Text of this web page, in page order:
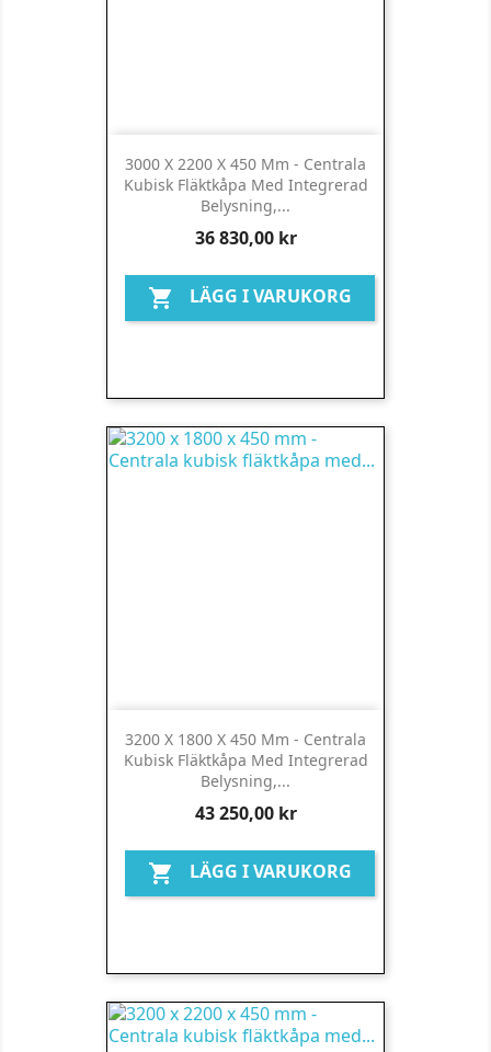
3000 X 2200 X 450 Mm - Centrala
Kubisk Fläktkåpa Med Integrerad
Belysning,...
Pris
36 830,00 kr
 LÄGG I VARUKORG
3200 X 1800 X 450 Mm - Centrala
Kubisk Fläktkåpa Med Integrerad
Belysning,...
Pris
43 250,00 kr
 LÄGG I VARUKORG